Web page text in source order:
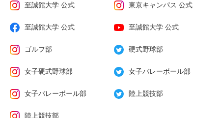
至誠館大学 公式 東京キャンパス 公式
至誠館大学 公式 至誠館大学 公式
ゴルフ部 硬式野球部
女子硬式野球部 女子バレーボール部
女子バレーボール部 陸上競技部
陸上競技部